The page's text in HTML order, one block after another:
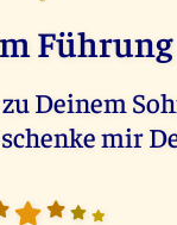
Führung
Deinem
mir